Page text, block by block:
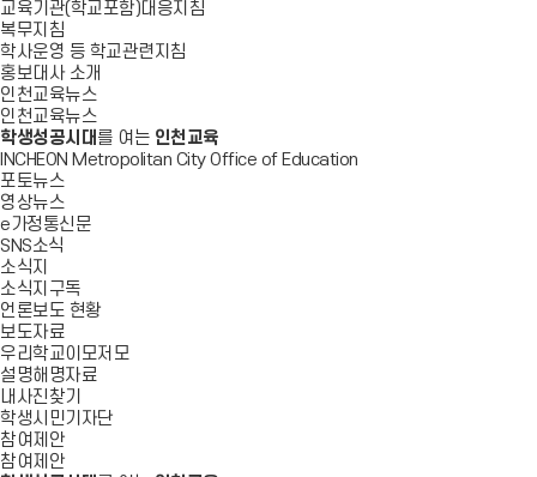
교육기관(학교포함)대응지침
복무지침
학사운영 등 학교관련지침
홍보대사 소개
인천교육뉴스
인천교육뉴스
학생성공시대 를 여는 인천교육
INCHEON Metropolitan City Office of Education
포토뉴스
영상뉴스
e가정통신문
SNS소식
소식지
소식지구독
언론보도 현황
보도자료
우리학교이모저모
설명해명자료
내사진찾기
학생시민기자단
참여제안
참여제안